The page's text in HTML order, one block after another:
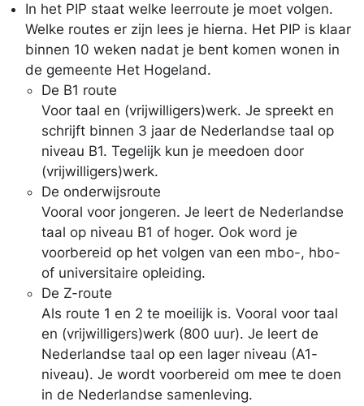
In het PIP staat welke leerroute je moet volgen.
Welke routes er zijn lees je hierna. Het PIP is klaar
binnen 10 weken nadat je bent komen wonen in
de gemeente Het Hogeland.
De B1 route
Voor taal en (vrijwilligers)werk. Je spreekt en
schrijft binnen 3 jaar de Nederlandse taal op
niveau B1. Tegelijk kun je meedoen door
(vrijwilligers)werk.
De onderwijsroute
Vooral voor jongeren. Je leert de Nederlandse
taal op niveau B1 of hoger. Ook word je
voorbereid op het volgen van een mbo-, hbo-
of universitaire opleiding.
De Z-route
Als route 1 en 2 te moeilijk is. Vooral voor taal
en (vrijwilligers)werk (800 uur). Je leert de
Nederlandse taal op een lager niveau (A1-
niveau). Je wordt voorbereid om mee te doen
in de Nederlandse samenleving.